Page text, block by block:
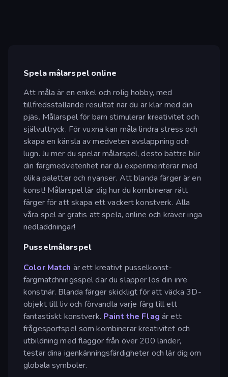
Spela målarspel online
Att måla är en enkel och rolig hobby, med
tillfredsställande resultat när du är klar med din
pjäs. Målarspel för barn stimulerar kreativitet och
självuttryck. För vuxna kan måla lindra stress och
skapa en känsla av medveten avslappning och
lugn. Ju mer du spelar målarspel, desto bättre blir
din färgmedvetenhet när du experimenterar med
olika paletter och nyanser. Att blanda färger är en
konst! Målarspel lär dig hur du kombinerar rätt
färger för att skapa ett vackert konstverk. Alla
våra spel är gratis att spela, online och kräver inga
nedladdningar!
Pusselmålarspel
Color Match är ett kreativt pusselkonst-
färgmatchningsspel där du släpper lös din inre
konstnär. Blanda färger skickligt för att väcka 3D-
objekt till liv och förvandla varje färg till ett
fantastiskt konstverk. Paint the Flag är ett
frågesportspel som kombinerar kreativitet och
utbildning med flaggor från över 200 länder,
testar dina igenkänningsfärdigheter och lär dig om
globala symboler.